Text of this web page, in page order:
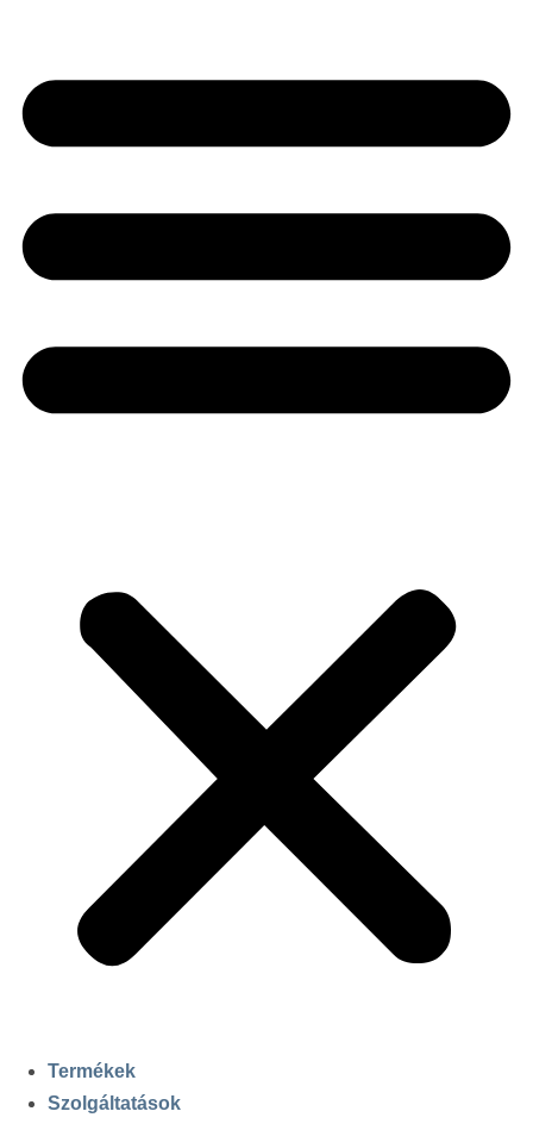
Termékek
Szolgáltatások